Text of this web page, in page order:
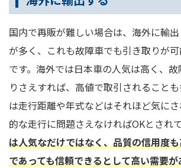
国内で再販が難しい場合は、海外に輸
が多く、これも故障車でも引き取りが
です。海外では日本車の人気は高く、
りさえすれば、高値で取引されること
は走行距離や年式などはそれほど気に
的な走行に問題さえなければOKとされて
は人気なだけではなく、品質の信用度
であっても信頼できるとして高い需要